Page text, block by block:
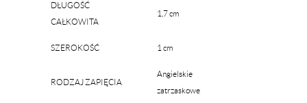
DŁUGOŚĆ
CAŁKOWITA
1,7 cm
SZEROKOŚĆ 1 cm
RODZAJ ZAPIĘCIA
Angielskie
zatrzaskowe